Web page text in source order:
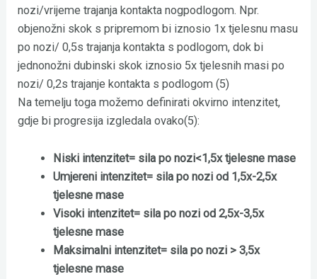
nozi/vrijeme trajanja kontakta nogpodlogom. Npr.
objenožni skok s pripremom bi iznosio 1x tjelesnu masu
po nozi/ 0,5s trajanja kontakta s podlogom, dok bi
jednonožni dubinski skok iznosio 5x tjelesnih masi po
nozi/ 0,2s trajanje kontakta s podlogom (5)
Na temelju toga možemo definirati okvirno intenzitet,
gdje bi progresija izgledala ovako(5):
Niski intenzitet= sila po nozi<1,5x tjelesne mase
Umjereni intenzitet= sila po nozi od 1,5x-2,5x
tjelesne mase
Visoki intenzitet= sila po nozi od 2,5x-3,5x
tjelesne mase
Maksimalni intenzitet= sila po nozi > 3,5x
tjelesne mase